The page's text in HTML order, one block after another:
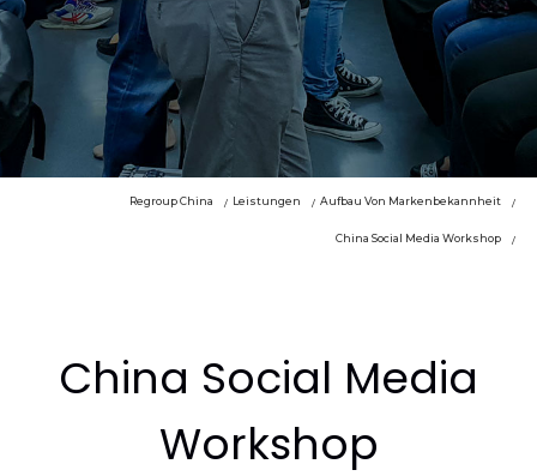
Regroup China Leistungen Aufbau Von Markenbekannheit
China Social Media Workshop
China Social Media
Workshop